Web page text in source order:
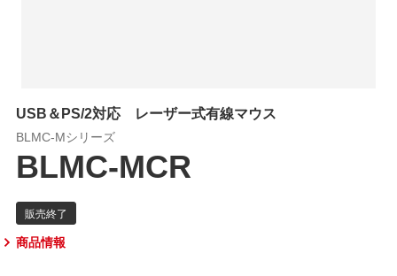
USB＆PS/2対応 レーザー式有線マウス
BLMC-Mシリーズ
BLMC-MCR
商品情報